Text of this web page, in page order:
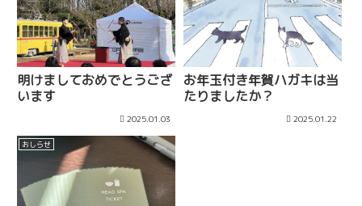
明けましておめでとうござ
います
2025.01.03
お年玉付き年賀ハガキは当
たりましたか？
2025.01.22
おしらせ